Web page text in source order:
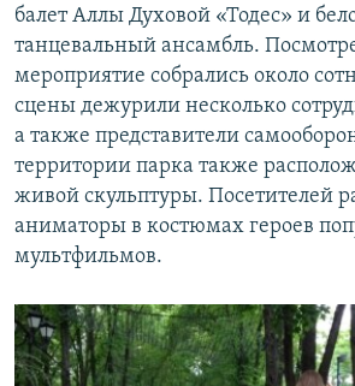
балет Аллы Духовой «Тодес» и
танцевальный ансамбль.
мероприятие собрались около
сцены дежурили несколько
а также представители
территории парка также
живой скульптуры. Посетителей
аниматоры в костюмах героев
мультфильмов.